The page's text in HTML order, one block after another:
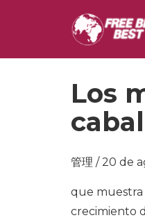
Los
管理 / 20 de
que muestra
crecimiento